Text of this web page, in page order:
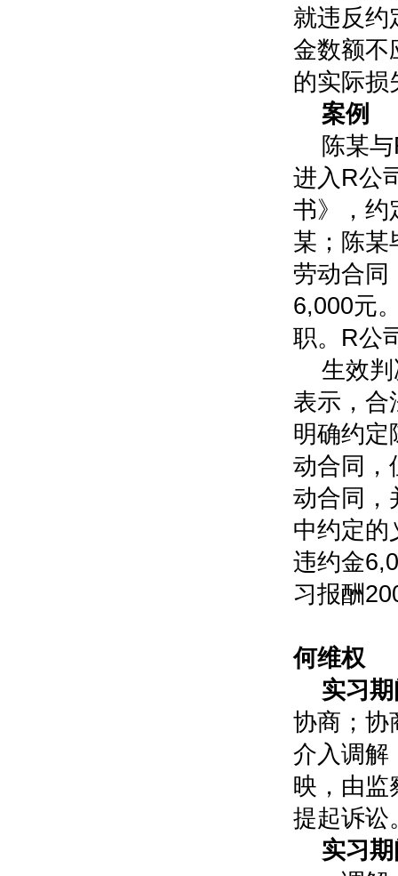
就违反约
金数额不
的实际损
案例
陈某
进入R公
书》，约
某；陈某
劳动合同
6,000元
职。R公
生效
表示，合
明确约定
动合同，
动合同，
中约定的
违约金
习报酬
何维权
实习
协商；协
介入调解
映，由监
提起诉讼
实习